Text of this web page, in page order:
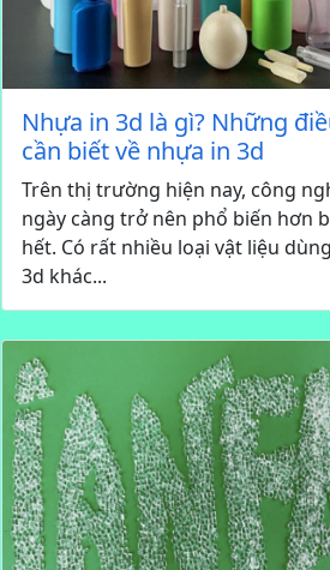
Nhựa in 3d là gì? Những
cần biết về nhựa in 3d
Trên thị trường hiện nay, công
ngày càng trở nên phổ biến hơn
hết. Có rất nhiều loại vật liệu
3d khác...